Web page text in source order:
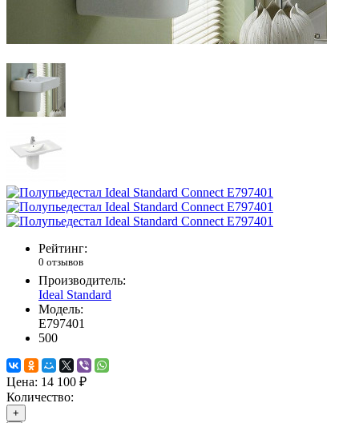
Рейтинг:
0 отзывов
Производитель:
Ideal Standard
Модель:
E797401
500
Цена: 14 100 ₽
Количество:
+